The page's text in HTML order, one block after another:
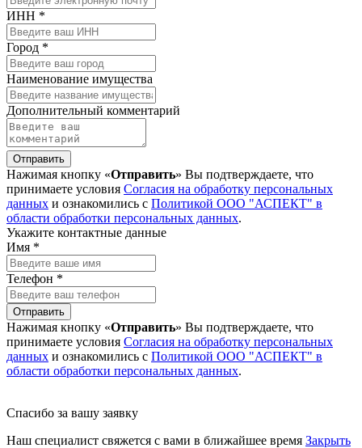
ИНН *
Город *
Наименование имущества
Дополнительный комментарий
Отправить
Нажимая кнопку «Отправить» Вы подтверждаете, что
принимаете условия Согласия на обработку персональных
данных и ознакомились с Политикой ООО "АСПЕКТ" в
области обработки персональных данных.
Укажите контактные данные
Имя *
Телефон *
Отправить
Нажимая кнопку «Отправить» Вы подтверждаете, что
принимаете условия Согласия на обработку персональных
данных и ознакомились с Политикой ООО "АСПЕКТ" в
области обработки персональных данных.
Спасибо за вашу заявку
Наш специалист свяжется с вами в ближайшее время Закрыть